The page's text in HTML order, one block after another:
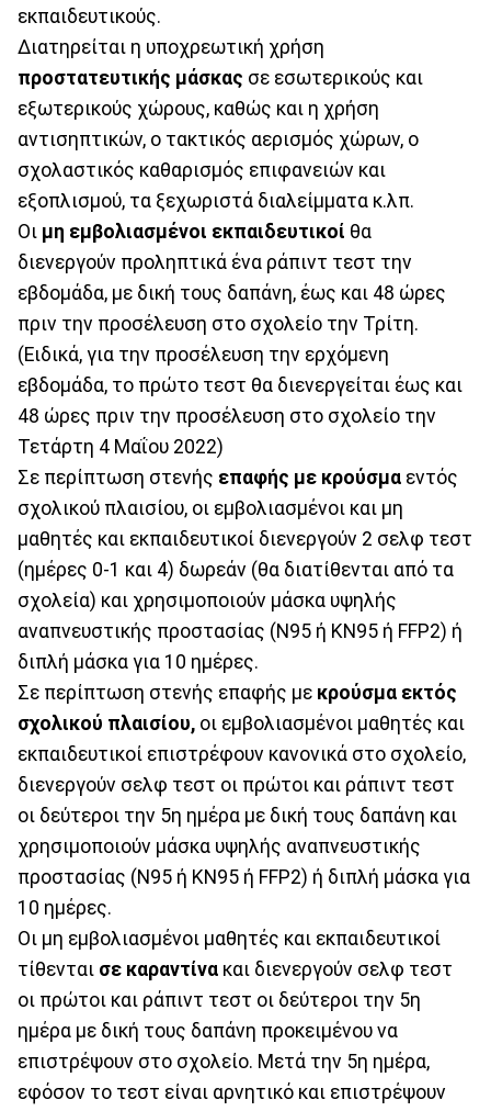
εκπαιδευτικούς.
Διατηρείται η υποχρεωτική χρήση
προστατευτικής μάσκας σε εσωτερικούς και
εξωτερικούς χώρους, καθώς και η χρήση
αντισηπτικών, ο τακτικός αερισμός χώρων, ο
σχολαστικός καθαρισμός επιφανειών και
εξοπλισμού, τα ξεχωριστά διαλείμματα κ.λπ.
Οι μη εμβολιασμένοι εκπαιδευτικοί θα
διενεργούν προληπτικά ένα ράπιντ τεστ την
εβδομάδα, με δική τους δαπάνη, έως και 48 ώρες
πριν την προσέλευση στο σχολείο την Τρίτη.
(Ειδικά, για την προσέλευση την ερχόμενη
εβδομάδα, το πρώτο τεστ θα διενεργείται έως και
48 ώρες πριν την προσέλευση στο σχολείο την
Τετάρτη 4 Μαΐου 2022)
Σε περίπτωση στενής επαφής με κρούσμα εντός
σχολικού πλαισίου, οι εμβολιασμένοι και μη
μαθητές και εκπαιδευτικοί διενεργούν 2 σελφ τεστ
(ημέρες 0-1 και 4) δωρεάν (θα διατίθενται από τα
σχολεία) και χρησιμοποιούν μάσκα υψηλής
αναπνευστικής προστασίας (Ν95 ή ΚΝ95 ή FFP2) ή
διπλή μάσκα για 10 ημέρες.
Σε περίπτωση στενής επαφής με κρούσμα εκτός
σχολικού πλαισίου, οι εμβολιασμένοι μαθητές και
εκπαιδευτικοί επιστρέφουν κανονικά στο σχολείο,
διενεργούν σελφ τεστ οι πρώτοι και ράπιντ τεστ
οι δεύτεροι την 5η ημέρα με δική τους δαπάνη και
χρησιμοποιούν μάσκα υψηλής αναπνευστικής
προστασίας (Ν95 ή ΚΝ95 ή FFP2) ή διπλή μάσκα για
10 ημέρες.
Οι μη εμβολιασμένοι μαθητές και εκπαιδευτικοί
τίθενται σε καραντίνα και διενεργούν σελφ τεστ
οι πρώτοι και ράπιντ τεστ οι δεύτεροι την 5η
ημέρα με δική τους δαπάνη προκειμένου να
επιστρέψουν στο σχολείο. Μετά την 5η ημέρα,
εφόσον το τεστ είναι αρνητικό και επιστρέψουν